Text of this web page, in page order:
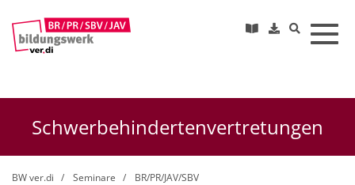
Schwerbehindertenvertretungen
BW ver.di Seminare
BR/PR/JAV/SBV